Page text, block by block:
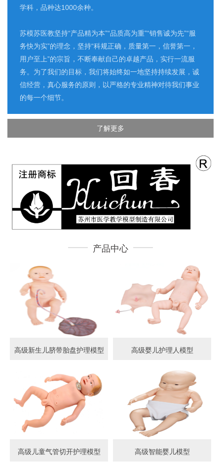
学科，品种达1000余种。
苏模苏医教坚持“产品精为本”“品质高为重”“销售诚为先”“服
务快为实”的理念，坚持“科规正确，质量第一，信誉第一，
用户至上”的宗旨，不断奉献自己的卓越产品，实行一流服
务。为了我们的目标，我们将始终如一地坚持持续发展，诚
信经营，真心服务的原则，以严格的专业精神对待我们事业
的每一个细节。
了解更多
产品中心
高级新生儿脐带胎盘护理模型 高级婴儿护理人模型
高级儿童气管切开护理模型 高级智能婴儿模型